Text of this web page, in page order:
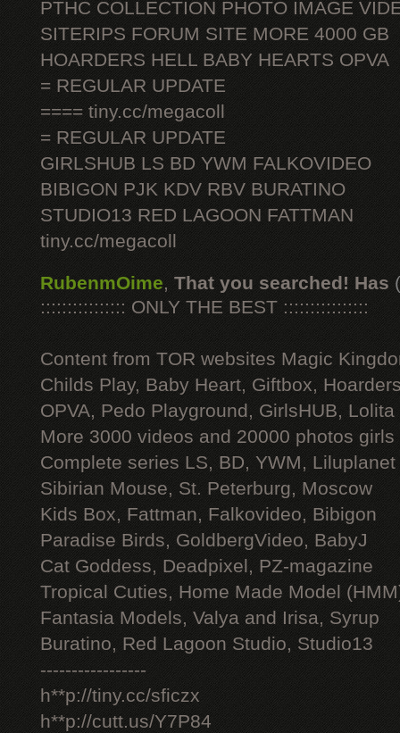
PTHC COLLECTION PHOTO IMAGE
SITERIPS FORUM SITE MORE 4000 GB
HOARDERS HELL BABY HEARTS OPVA
= REGULAR UPDATE
==== tiny.cc/megacoll
= REGULAR UPDATE
GIRLSHUB LS BD YWM FALKOVIDEO
BIBIGON PJK KDV RBV BURATINO
STUDIO13 RED LAGOON FATTMAN
tiny.cc/megacoll
RubenmOime, That you searched! Has
:::::::::::::::: ONLY THE BEST ::::::::::::::::
Content from TOR websites Magic
Childs Play, Baby Heart, Giftbox,
OPVA, Pedo Playground, GirlsHUB, Lolita
More 3000 videos and 20000 photos
Complete series LS, BD, YWM, Liluplanet
Sibirian Mouse, St. Peterburg, Moscow
Kids Box, Fattman, Falkovideo, Bibigon
Paradise Birds, GoldbergVideo, BabyJ
Cat Goddess, Deadpixel, PZ-magazine
Tropical Cuties, Home Made Model
Fantasia Models, Valya and Irisa, Syrup
Buratino, Red Lagoon Studio, Studio13
-----------------
h**p://tiny.cc/sficzx
h**p://cutt.us/Y7P84